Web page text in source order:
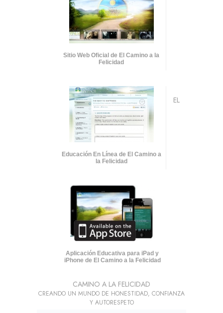
Sitio Web Oficial de El Camino a la
Felicidad
Educación En Línea de El Camino a
la Felicidad
Aplicación Educativa para iPad y
iPhone de El Camino a la Felicidad
EL
CAMINO A LA FELICIDAD
CREANDO UN MUNDO DE HONESTIDAD, CONFIANZA
Y AUTORESPETO